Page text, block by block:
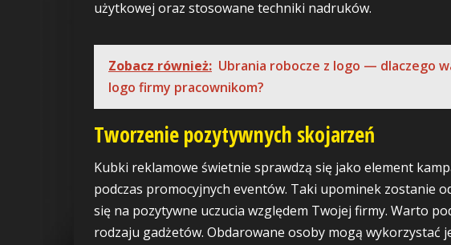
użytkowej oraz stosowane techniki nadruków.
Zobacz również: Ubrania robocze z logo — dlaczego
logo firmy pracownikom?
Tworzenie pozytywnych skojarzeń
Kubki reklamowe świetnie sprawdzą się jako element
podczas promocyjnych eventów. Taki upominek zostanie
się na pozytywne uczucia względem Twojej firmy. Warto
rodzaju gadżetów. Obdarowane osoby mogą wykorzystać